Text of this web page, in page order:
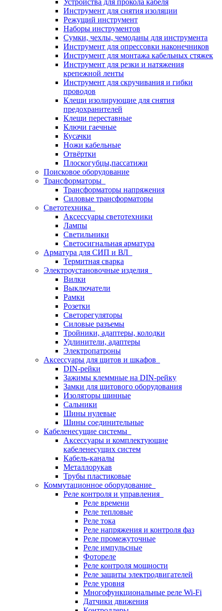
Устройства для прокола кабеля
Инструмент для снятия изоляции
Режущий инструмент
Наборы инструментов
Сумки, чехлы, чемоданы для инструмента
Инструмент для опрессовки наконечников
Инструмент для монтажа кабельных стяжек
Инструмент для резки и натяжения
крепежной ленты
Инструмент для скручивания и гибки
проводов
Клещи изолирующие для снятия
предохранителей
Клещи переставные
Ключи гаечные
Кусачки
Ножи кабельные
Отвёртки
Плоскогубцы,пассатижи
Поисковое оборудование
Трансформаторы
Трансформаторы напряжения
Силовые трансформаторы
Светотехника
Аксессуары светотехники
Лампы
Светильники
Светосигнальная арматура
Арматура для СИП и ВЛ
Термитная сварка
Электроустановочные изделия
Вилки
Выключатели
Рамки
Розетки
Светорегуляторы
Силовые разъемы
Тройники, адаптеры, колодки
Удлинители, адаптеры
Электропатроны
Аксессуары для щитов и шкафов
DIN-рейки
Зажимы клеммные на DIN-рейку
Замки для щитового оборудования
Изоляторы шинные
Сальники
Шины нулевые
Шины соединительные
Кабеленесущие системы
Аксессуары и комплектующие
кабеленесущих систем
Кабель-каналы
Металлорукав
Трубы пластиковые
Коммутационное оборудование
Реле контроля и управления
Реле времени
Реле тепловые
Реле тока
Реле напряжения и контроля фаз
Реле промежуточные
Реле импульсные
Фотореле
Реле контроля мощности
Реле защиты электродвигателей
Реле уровня
Многофункциональные реле Wi-Fi
Датчики движения